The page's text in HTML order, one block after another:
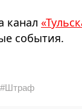
канал
события.
#Штраф